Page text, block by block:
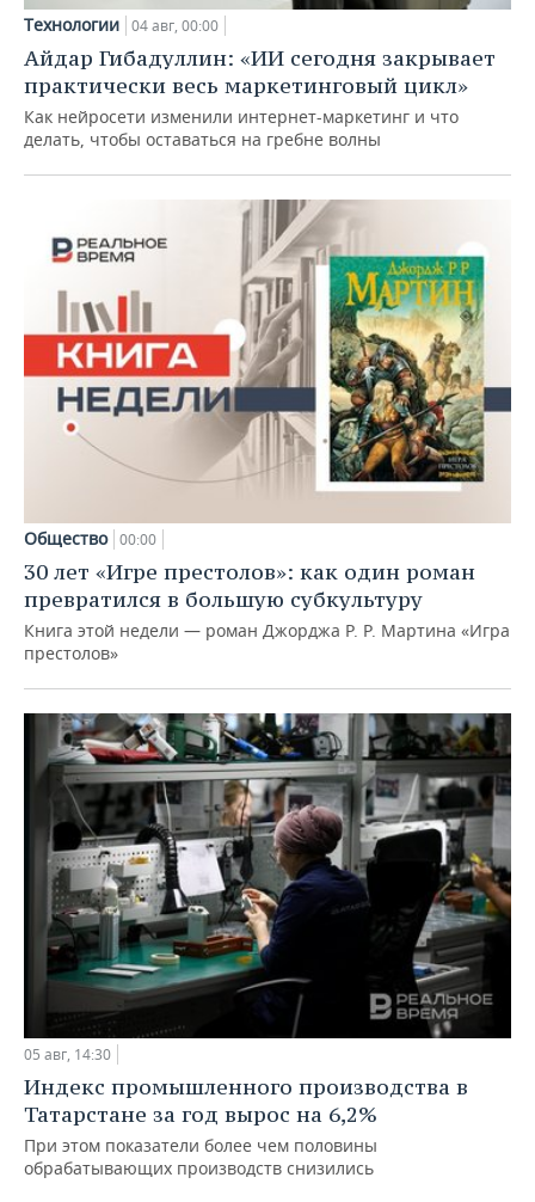
Технологии 04 авг, 00:00
Айдар Гибадуллин: «ИИ сегодня закрывает
практически весь маркетинговый цикл»
Как нейросети изменили интернет-маркетинг и что
делать, чтобы оставаться на гребне волны
Общество 00:00
30 лет «Игре престолов»: как один роман
превратился в большую субкультуру
Книга этой недели — роман Джорджа Р. Р. Мартина «Игра
престолов»
05 авг, 14:30
Индекс промышленного производства в
Татарстане за год вырос на 6,2%
При этом показатели более чем половины
обрабатывающих производств снизились